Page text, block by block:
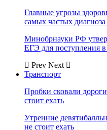
Главные угрозы
самых частых
Минобрнауки РФ
ЕГЭ для поступления
Prev Next
Транспорт
Пробки сковали
стоит ехать
Утренние
не стоит ехать